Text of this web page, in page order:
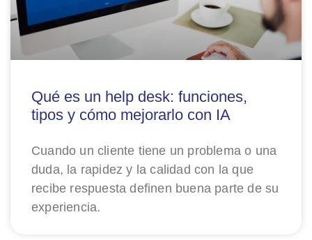
Qué es un help desk: funciones,
tipos y cómo mejorarlo con IA
Cuando un cliente tiene un problema o una
duda, la rapidez y la calidad con la que
recibe respuesta definen buena parte de su
experiencia.